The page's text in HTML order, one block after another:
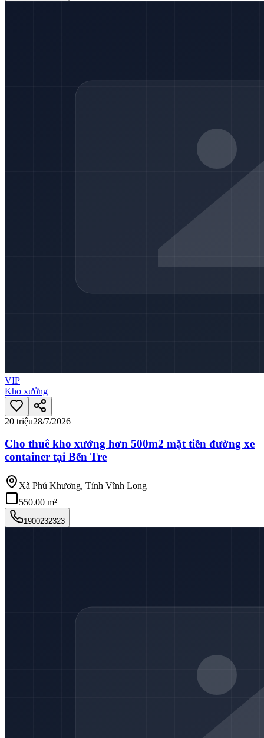
VIP
Kho xưởng
20 triệu28/7/2026
Cho thuê kho xưởng hơn 500m2 mặt tiền đường xe
container tại Bến Tre
Xã Phú Khương, Tỉnh Vĩnh Long
550.00 m²
1900232323